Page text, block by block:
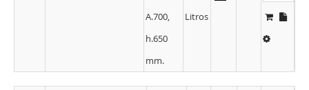
A.700,
h.650
mm.
Litros